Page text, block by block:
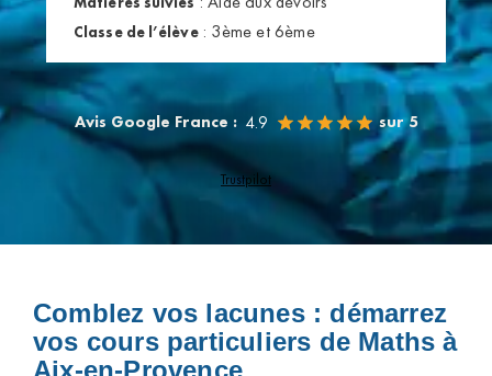
Classe de l’élève: 3ème et 6ème
Avis Google France : 4.9 sur 5
Trustpilot
Comblez vos lacunes : démarrez
vos cours particuliers de Maths à